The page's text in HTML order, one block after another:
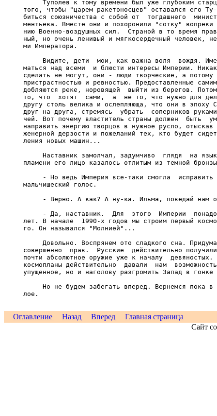
Оглавление Назад Вперед
Главная страница
Сайт